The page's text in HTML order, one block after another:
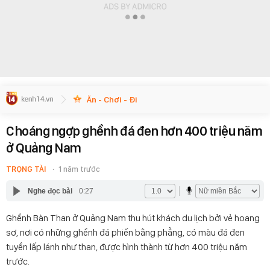
Ăn - Chơi - Đi
Choáng ngợp ghềnh đá đen hơn 400 triệu năm
ở Quảng Nam
TRỌNG TÀI 1 năm trước
Nghe đọc bài 0:27
Ghềnh Bàn Than ở Quảng Nam thu hút khách du lịch bởi vẻ hoang
sơ, nơi có những ghềnh đá phiến bằng phẳng, có màu đá đen
tuyền lấp lánh như than, được hình thành từ hơn 400 triệu năm
trước.